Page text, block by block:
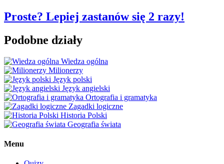
Proste? Lepiej zastanów się 2 razy!
Podobne działy
Wiedza ogólna
Milionerzy
Język polski
Język angielski
Ortografia i gramatyka
Zagadki logiczne
Historia Polski
Geografia świata
Menu